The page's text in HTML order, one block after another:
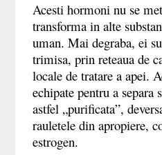
Acesti hormoni nu se
transforma in alte
uman. Mai degraba, ei
trimisa, prin reteaua de
locale de tratare a apei.
echipate pentru a
astfel „purificata”,
rauletele din apropiere,
estrogen.